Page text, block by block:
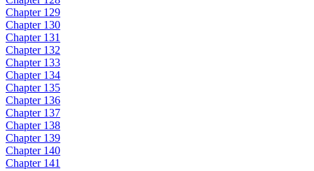
Chapter 129
Chapter 130
Chapter 131
Chapter 132
Chapter 133
Chapter 134
Chapter 135
Chapter 136
Chapter 137
Chapter 138
Chapter 139
Chapter 140
Chapter 141